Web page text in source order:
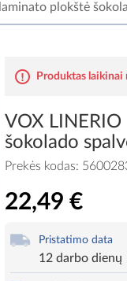
plokštė
Produktas laikinai
VOX
šokolado
Prekės kodas:
22,49 €
Pristatimo data
12 darbo dienų